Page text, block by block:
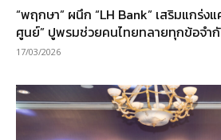
“พฤกษา” ผนึก “LH Bank” เสริมแกร่ง
ศูนย์” ปูพรมช่วยคนไทยทลายทุกข้อจำ
17/03/2026